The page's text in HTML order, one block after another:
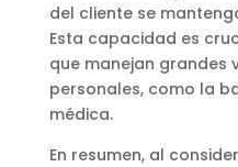
del cliente se
Esta capacidad es
que manejan grandes
personales, como la
médica.
En resumen, al